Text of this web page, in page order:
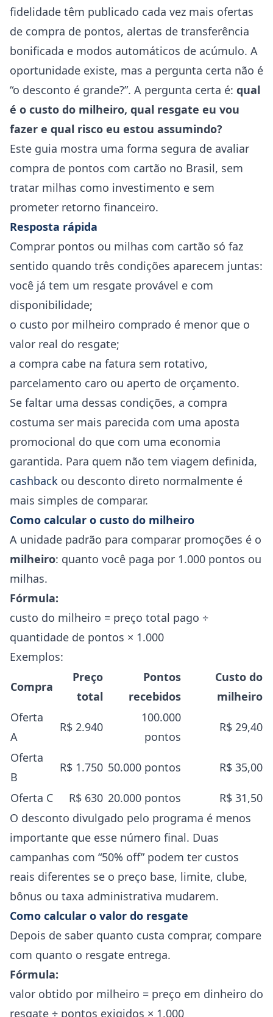
fidelidade têm publicado cada vez mais ofertas
de compra de pontos, alertas de transferência
bonificada e modos automáticos de acúmulo. A
oportunidade existe, mas a pergunta certa não é
“o desconto é grande?”. A pergunta certa é: qual
é o custo do milheiro, qual resgate eu vou
fazer e qual risco eu estou assumindo?
Este guia mostra uma forma segura de avaliar
compra de pontos com cartão no Brasil, sem
tratar milhas como investimento e sem
prometer retorno financeiro.
Resposta rápida
Comprar pontos ou milhas com cartão só faz
sentido quando três condições aparecem juntas:
você já tem um resgate provável e com
disponibilidade;
o custo por milheiro comprado é menor que o
valor real do resgate;
a compra cabe na fatura sem rotativo,
parcelamento caro ou aperto de orçamento.
Se faltar uma dessas condições, a compra
costuma ser mais parecida com uma aposta
promocional do que com uma economia
garantida. Para quem não tem viagem definida,
cashback ou desconto direto normalmente é
mais simples de comparar.
Como calcular o custo do milheiro
A unidade padrão para comparar promoções é o
milheiro: quanto você paga por 1.000 pontos ou
milhas.
Fórmula:
custo do milheiro = preço total pago ÷
quantidade de pontos × 1.000
Exemplos:
Compra
Preço
total
Pontos
recebidos
Custo do
milheiro
Oferta
A
R$ 2.940
100.000
pontos
R$ 29,40
Oferta
B
R$ 1.750 50.000 pontos R$ 35,00
Oferta C R$ 630 20.000 pontos
R$ 31,50
O desconto divulgado pelo programa é menos
importante que esse número final. Duas
campanhas com “50% off” podem ter custos
reais diferentes se o preço base, limite, clube,
bônus ou taxa administrativa mudarem.
Como calcular o valor do resgate
Depois de saber quanto custa comprar, compare
com quanto o resgate entrega.
Fórmula:
valor obtido por milheiro = preço em dinheiro do
resgate ÷ pontos exigidos × 1.000